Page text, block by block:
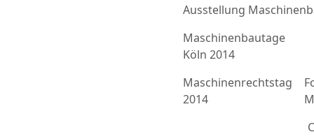
Ausstellung
Maschinenbautage
Köln 2014
Maschinenrechtstag
2014